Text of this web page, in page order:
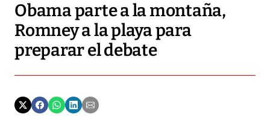
Obama parte a la montaña,
Romney a la playa para
preparar el debate